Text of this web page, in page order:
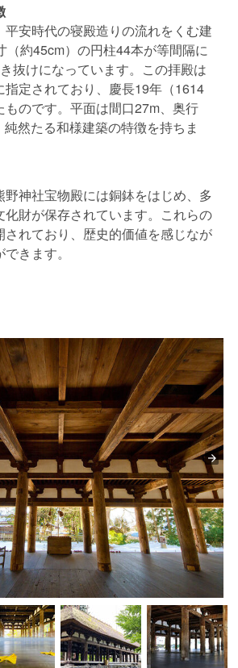
平安時代の寝殿造りの流れをくむ建
（約45cm）の円柱44本が等間隔に
抜けになっています。この拝殿は
指定されており、慶長19年（1614
ものです。平面は間口27m、奥行
然たる和様建築の特徴を持ちま
神社宝物殿には銅鉢をはじめ、多
化財が保存されています。これらの
されており、歴史的価値を感じなが
きます。